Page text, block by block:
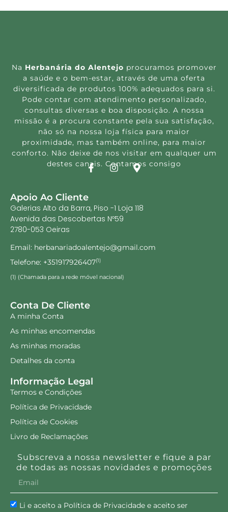
Na Herbanária do Alentejo procuramos promover
a saúde e o bem-estar, através de uma oferta
diversificada de produtos 100% adequados para si.
Pode contar com atendimento personalizado,
consultas diversas e boa disposição. A nossa
missão é a procura constante pela sua satisfação,
não só na nossa loja física para maior
proximidade, mas também online, para maior
conforto. Não deixe de nos visitar em qualquer um
destes canais. Contamos consigo
Apoio Ao Cliente
Galerias Alto da Barra, Piso -1 Loja 118
Avenida das Descobertas Nº59
2780-053 Oeiras
Email: herbanariadoalentejo@gmail.com
Telefone: +351917926407(1)
(1) (Chamada para a rede móvel nacional)
Conta De Cliente
A minha Conta
As minhas encomendas
As minhas moradas
Detalhes da conta
Informação Legal
Termos e Condições
Política de Privacidade
Política de Cookies
Livro de Reclamações
Subscreva a nossa newsletter e fique a par
de todas as nossas novidades e promoções
Li e aceito a Política de Privacidade e aceito ser